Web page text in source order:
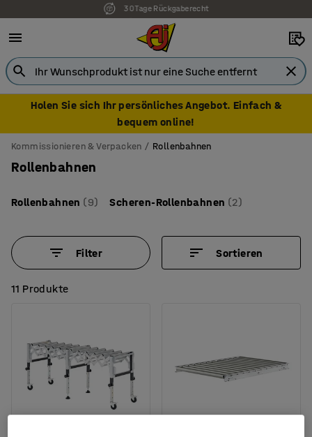
7 Jahre Garantie
Holen Sie sich Ihr persönliches Angebot. Einfach &
bequem online!
Kommissionieren & Verpacken Rollenbahnen
Rollenbahnen
Rollenbahnen (9) Scheren-Rollenbahnen (2)
Filter Sortieren
11 Produkte